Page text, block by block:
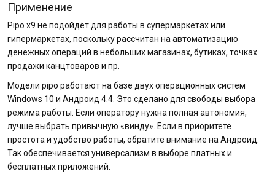
Применение
Pipo x9 не подойдёт для работы в супермаркетах или
гипермаркетах, поскольку рассчитан на автоматизацию
денежных операций в небольших магазинах, бутиках, точках
продажи канцтоваров и пр.
Модели pipo работают на базе двух операционных систем
Windows 10 и Андроид 4.4. Это сделано для свободы выбора
режима работы. Если оператору нужна полная автономия,
лучше выбрать привычную «винду». Если в приоритете
простота и удобство работы, обратите внимание на Андроид.
Так обеспечивается универсализм в выборе платных и
бесплатных приложений.